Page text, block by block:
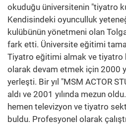
okuduğu üniversitenin "tiyatro
Kendisindeki oyunculluk
kulübünün yönetmeni olan
fark etti. Üniversite eğitimi
Tiyatro eğitimi almak ve tiyatro
olarak devam etmek için 2000
yerleşti. Bir yıl "MSM ACTOR
aldı ve 2001 yılında mezun
hemen televizyon ve tiyatro
buldu. Profesyonel olarak